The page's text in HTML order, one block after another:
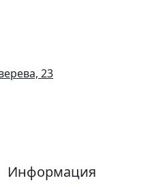
23
Информация